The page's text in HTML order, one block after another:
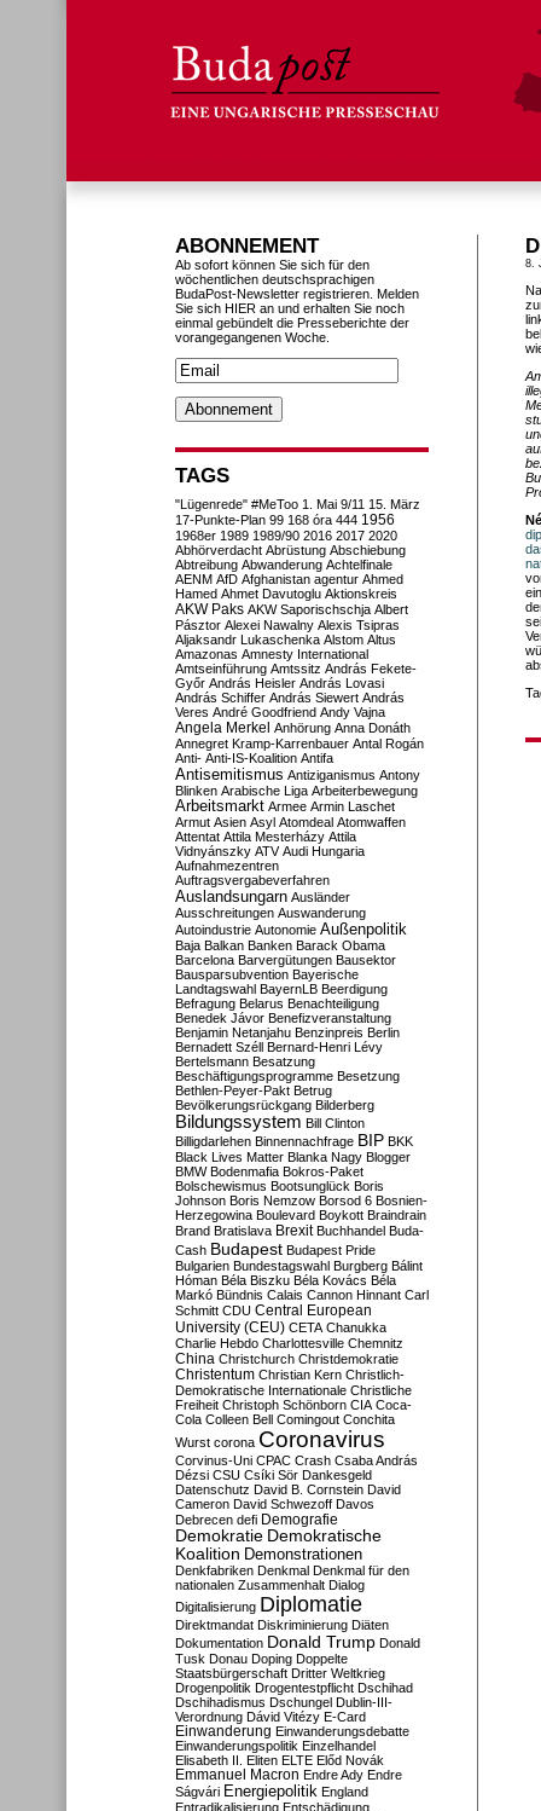
8.
ABONNEMENT
Ab sofort können Sie sich für den
wöchentlichen deutschsprachigen
BudaPost-Newsletter registrieren. Melden
Sie sich HIER an und erhalten Sie noch
einmal gebündelt die Presseberichte der
vorangegangenen Woche.
TAGS
"Lügenrede" #MeToo 1. Mai 9/11 15. März
17-Punkte-Plan 99 168 óra 444 1956
1968er 1989 1989/90 2016 2017 2020
Abhörverdacht Abrüstung Abschiebung
Abtreibung Abwanderung Achtelfinale
AENM AfD Afghanistan agentur Ahmed
Hamed Ahmet Davutoglu Aktionskreis
AKW Paks AKW Saporischschja Albert
Pásztor Alexei Nawalny Alexis Tsipras
Aljaksandr Lukaschenka Alstom Altus
Amazonas Amnesty International
Amtseinführung Amtssitz András Fekete-
Győr András Heisler András Lovasi
András Schiffer András Siewert András
Veres André Goodfriend Andy Vajna
Angela Merkel Anhörung Anna Donáth
Annegret Kramp-Karrenbauer Antal Rogán
Anti- Anti-IS-Koalition Antifa
Antisemitismus Antiziganismus Antony
Blinken Arabische Liga Arbeiterbewegung
Arbeitsmarkt Armee Armin Laschet
Armut Asien Asyl Atomdeal Atomwaffen
Attentat Attila Mesterházy Attila
Vidnyánszky ATV Audi Hungaria
Aufnahmezentren
Auftragsvergabeverfahren
Auslandsungarn Ausländer
Ausschreitungen Auswanderung
Autoindustrie Autonomie Außenpolitik
Baja Balkan Banken Barack Obama
Barcelona Barvergütungen Bausektor
Bausparsubvention Bayerische
Landtagswahl BayernLB Beerdigung
Befragung Belarus Benachteiligung
Benedek Jávor Benefizveranstaltung
Benjamin Netanjahu Benzinpreis Berlin
Bernadett Széll Bernard-Henri Lévy
Bertelsmann Besatzung
Beschäftigungsprogramme Besetzung
Bethlen-Peyer-Pakt Betrug
Bevölkerungsrückgang Bilderberg
Bildungssystem Bill Clinton
Billigdarlehen Binnennachfrage BIP BKK
Black Lives Matter Blanka Nagy Blogger
BMW Bodenmafia Bokros-Paket
Bolschewismus Bootsunglück Boris
Johnson Boris Nemzow Borsod 6 Bosnien-
Herzegowina Boulevard Boykott Braindrain
Brand Bratislava Brexit Buchhandel Buda-
Cash Budapest Budapest Pride
Bulgarien Bundestagswahl Burgberg Bálint
Hóman Béla Biszku Béla Kovács Béla
Markó Bündnis Calais Cannon Hinnant Carl
Schmitt CDU Central European
University (CEU) CETA Chanukka
Charlie Hebdo Charlottesville Chemnitz
China Christchurch Christdemokratie
Christentum Christian Kern Christlich-
Demokratische Internationale Christliche
Freiheit Christoph Schönborn CIA Coca-
Cola Colleen Bell Comingout Conchita
Wurst corona Coronavirus
Corvinus-Uni CPAC Crash Csaba András
Dézsi CSU Csíki Sör Dankesgeld
Datenschutz David B. Cornstein David
Cameron David Schwezoff Davos
Debrecen defi Demografie
Demokratie Demokratische
Koalition Demonstrationen
Denkfabriken Denkmal Denkmal für den
nationalen Zusammenhalt Dialog
Digitalisierung Diplomatie
Direktmandat Diskriminierung Diäten
Dokumentation Donald Trump Donald
Tusk Donau Doping Doppelte
Staatsbürgerschaft Dritter Weltkrieg
Drogenpolitik Drogentestpflicht Dschihad
Dschihadismus Dschungel Dublin-III-
Verordnung Dávid Vitézy E-Card
Einwanderung Einwanderungsdebatte
Einwanderungspolitik Einzelhandel
Elisabeth II. Eliten ELTE Előd Novák
Emmanuel Macron Endre Ady Endre
Ságvári Energiepolitik England
Entradikalisierung Entschädigung